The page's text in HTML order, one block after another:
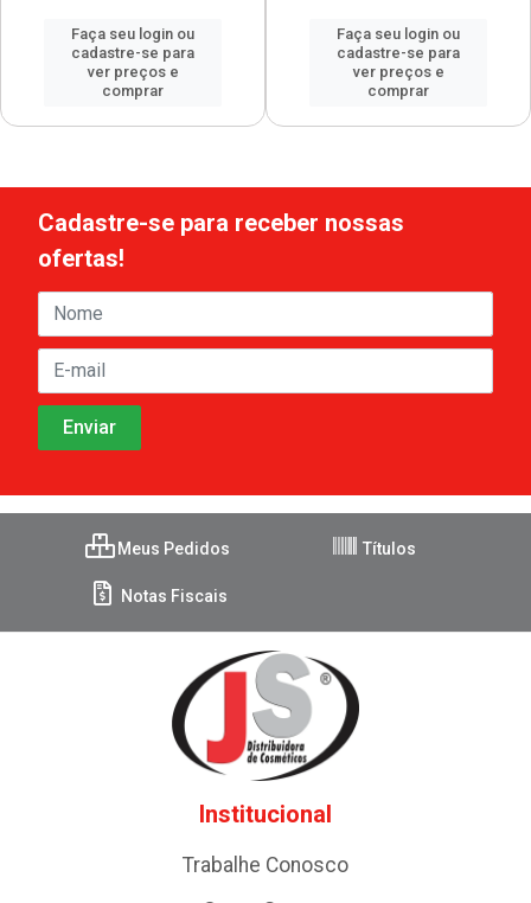
Faça seu login ou
cadastre-se para
ver preços e
comprar
Faça seu login ou
cadastre-se para
ver preços e
comprar
Cadastre-se para receber nossas
ofertas!
Meus Pedidos Títulos
Notas Fiscais
Institucional
Trabalhe Conosco